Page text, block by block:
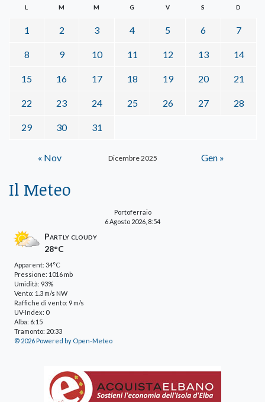
Dicembre 2025
L M M G V S D
1 2 3 4 5 6 7
8 9 10 11 12 13 14
15 16 17 18 19 20 21
22 23 24 25 26 27 28
29 30 31
« Nov Gen »
Il Meteo
Portoferraio
6 Agosto 2026, 8:54
Partly cloudy
28°C
Apparent: 34°C
Pressione: 1016 mb
Umidità: 93%
Vento: 1.3 m/s NW
Raffiche di vento: 9 m/s
UV-Index: 0
Alba: 6:15
Tramonto: 20:33
© 2026 Powered by Open-Meteo